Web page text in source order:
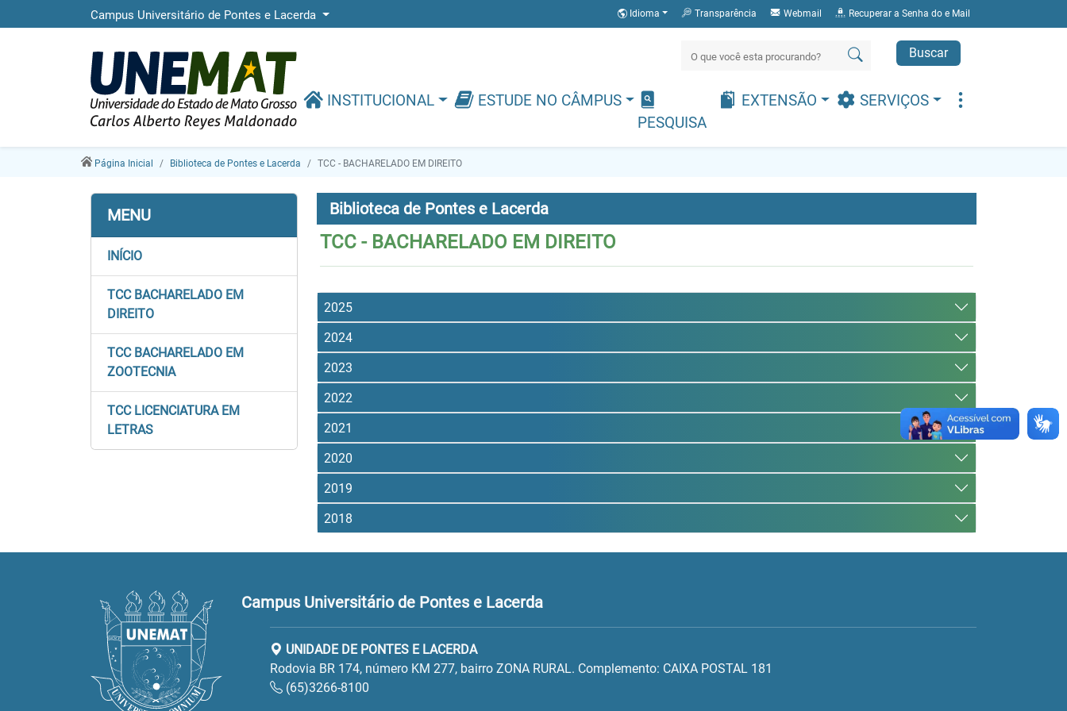
Campus Universitário de Pontes e Lacerda Idioma Transparência Webmail Recuperar a Senha do e Mail
Buscar
INSTITUCIONAL
ESTUDE NO CÂMPUS
PESQUISA
EXTENSÃO SERVIÇOS
Página Inicial Biblioteca de Pontes e Lacerda TCC - BACHARELADO EM DIREITO
MENU
INÍCIO
TCC BACHARELADO EM
DIREITO
TCC BACHARELADO EM
ZOOTECNIA
TCC LICENCIATURA EM
LETRAS
Biblioteca de Pontes e Lacerda
TCC - BACHARELADO EM DIREITO
2025
2024
2023
2022
2021
2020
2019
2018
Campus Universitário de Pontes e Lacerda
UNIDADE DE PONTES E LACERDA
Rodovia BR 174, número KM 277, bairro ZONA RURAL. Complemento: CAIXA POSTAL 181
(65)3266-8100